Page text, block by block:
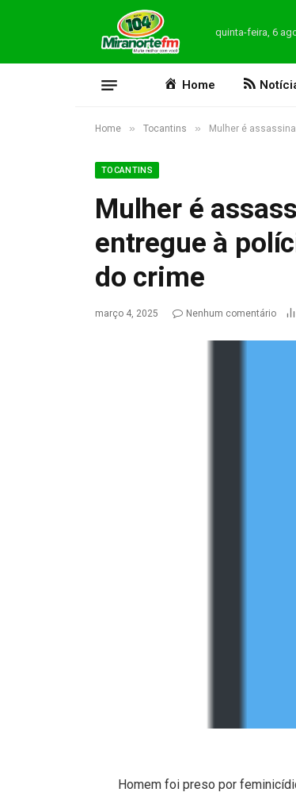
quinta-feira, 6
Home
Home » Tocantins » Mulher é
TOCANTINS
Mulher é
entregue à
do crime
março 4, 2025 Nenhum comentário
Homem foi preso por